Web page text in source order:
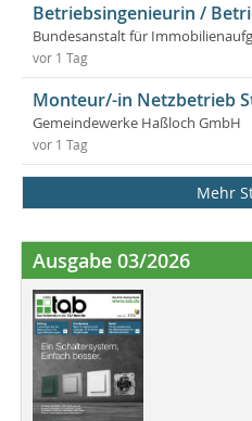
Betriebsingenieurin /
Bundesanstalt für
vor 1 Tag
Monteur/-in Netzbetrieb
Gemeindewerke Haßloch GmbH
vor 1 Tag
Mehr
Ausgabe 03/2026